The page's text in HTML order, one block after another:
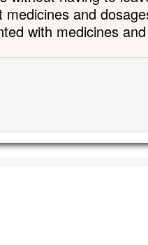
medicines and
with medicines